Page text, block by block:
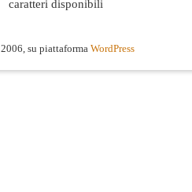
caratteri disponibili
2006, su piattaforma WordPress